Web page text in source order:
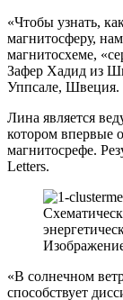
«Чтобы узнать,
магнитосферу,
магнитосхеме,
Зафер Хадид из
Уппсале, Швеция.
Лина является
котором впервые
магнитосрефе.
Letters.
«В солнечном
способствует